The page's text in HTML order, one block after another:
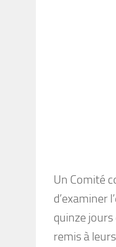
Un Comité
d’examiner
quinze
remis à